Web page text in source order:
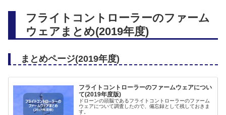
フライトコントローラーのファーム
ウェアまとめ(2019年度)
まとめページ(2019年度)
フライトコントローラーのファームウェアについ
て(2019年度版)
ドローンの頭脳であるフライトコントローラーのファーム
ウェアについて調査したので、備忘録として残しておきま
す。